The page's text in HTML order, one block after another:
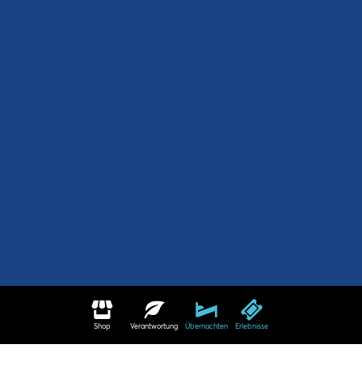
Shop Verantwortung Übernachten Erlebnisse